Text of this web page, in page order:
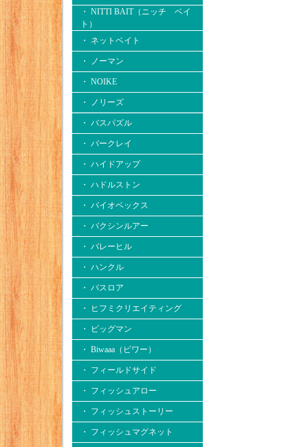
・ NITTI BAIT（ニッチ ベイ
ト）
・ ネットベイト
・ ノーマン
・ NOIKE
・ ノリーズ
・ バスパズル
・ バークレイ
・ ハイドアップ
・ ハドルストン
・ バイオベックス
・ バクシンルアー
・ バレーヒル
・ ハンクル
・ バスロア
・ ヒフミクリエイティング
・ ビッグマン
・ Biwaaa（ビワー）
・ フィールドサイド
・ フィッシュアロー
・ フィッシュストーリー
・ フィッシュマグネット